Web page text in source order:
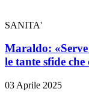
SANITA'
Maraldo:
le tante sfide
03 Aprile 2025